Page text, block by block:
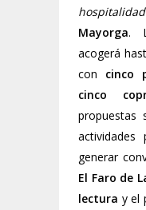
hospitalidad
Mayorga.
acogerá
con cinco
cinco
propuestas
actividades
generar
El Faro de
lectura y el